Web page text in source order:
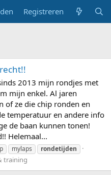
Registreren
2013 mijn rondjes met
mijn enkel. Al jaren
of ze die chip ronden en
temperatuur en andere info
de baan kunnen tonen!
Helemaal...
mylaps rondetijden
training